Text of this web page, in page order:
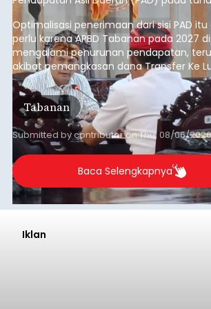
anggaran 2027.
Optimalisasi penerimaan dari sisi PAD itu
perlu karena APBD Tabanan pada 2027
mengalami penurunan pendapatan,
akibat pemangkasan dana Transfer Ke
Daerah (TKD) dari pemerintah pusat.
Tabanan
Submitted bycontributoronThu, 08/06/
Baca Selengkapnya
Iklan